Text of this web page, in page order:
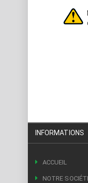
INFORMATIONS
ACCUEIL
NOTRE